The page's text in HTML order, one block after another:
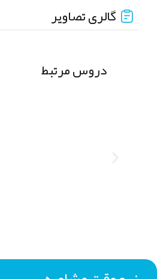
گالری تصاویر
دروس مرتبط